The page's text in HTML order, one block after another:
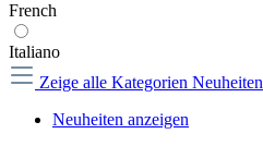
French
Italiano
Zeige alle Kategorien Neuheiten
Neuheiten anzeigen